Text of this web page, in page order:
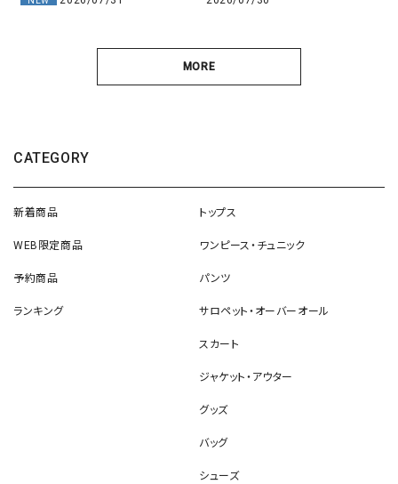
MORE
CATEGORY
新着商品
WEB限定商品
予約商品
ランキング
トップス
ワンピース・チュニック
パンツ
サロペット・オーバーオール
スカート
ジャケット・アウター
グッズ
バッグ
シューズ